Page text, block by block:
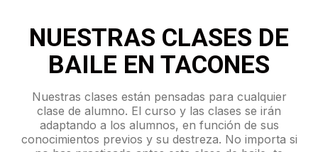
NUESTRAS CLASES DE
BAILE EN TACONES
Nuestras clases están pensadas para cualquier
clase de alumno. El curso y las clases se irán
adaptando a los alumnos, en función de sus
conocimientos previos y su destreza. No importa si